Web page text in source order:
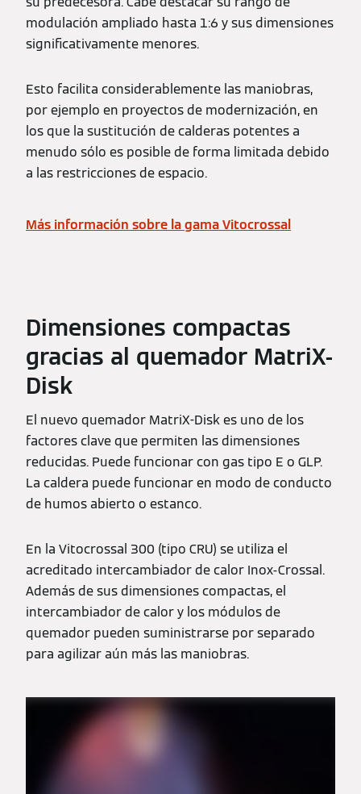
modulación ampliado hasta 1:6 y sus dimensiones
significativamente menores.
Esto facilita considerablemente las maniobras,
por ejemplo en proyectos de modernización, en
los que la sustitución de calderas potentes a
menudo sólo es posible de forma limitada debido
a las restricciones de espacio.
Más información sobre la gama Vitocrossal
Dimensiones compactas
gracias al quemador MatriX-
Disk
El nuevo quemador MatriX-Disk es uno de los
factores clave que permiten las dimensiones
reducidas. Puede funcionar con gas tipo E o GLP.
La caldera puede funcionar en modo de conducto
de humos abierto o estanco.
En la Vitocrossal 300 (tipo CRU) se utiliza el
acreditado intercambiador de calor Inox-Crossal.
Además de sus dimensiones compactas, el
intercambiador de calor y los módulos de
quemador pueden suministrarse por separado
para agilizar aún más las maniobras.